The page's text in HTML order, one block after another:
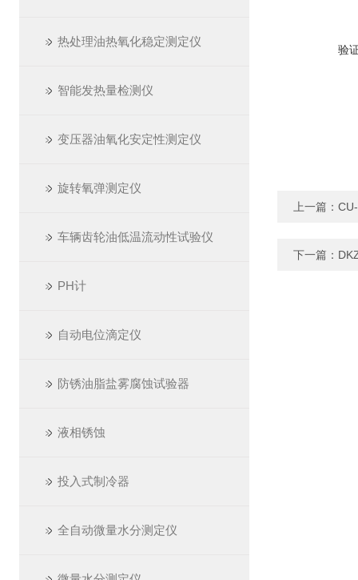
热处理油热氧化稳定测定仪
智能发热量检测仪
变压器油氧化安定性测定仪
旋转氧弹测定仪
车辆齿轮油低温流动性试验仪
PH计
自动电位滴定仪
防锈油脂盐雾腐蚀试验器
液相锈蚀
投入式制冷器
全自动微量水分测定仪
验
上一篇：
下一篇：